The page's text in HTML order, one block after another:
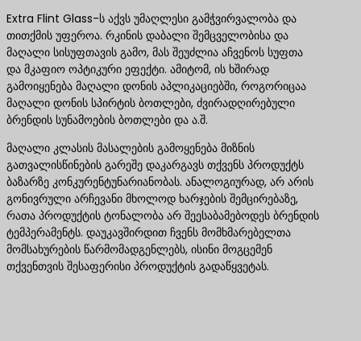
Extra Flint Glass-ს აქვს უმაღლესი გამჭვირვალობა და
თითქმის უფეროა. რკინის დაბალი შემცველობისა და
მაღალი სისუფთავის გამო, მას შეუძლია აჩვენოს სუფთა
და მკაფიო ოპტიკური ეფექტი. ამიტომ, ის ხშირად
გამოიყენება მაღალი დონის აპლიკაციებში, როგორიცაა
მაღალი დონის სპირტის ბოთლები, ძვირადღირებული
ბრენდის სუნამოების ბოთლები და ა.შ.
მაღალი კლასის მასალების გამოყენება მიზნის
გათვალისწინების გარეშე დაკარგავს თქვენს პროდუქტს
ბაზარზე კონკურენტუნარიანობას. ანალოგიურად, არ არის
გონივრული არჩევანი მხოლოდ ხარჯების შემცირებაზე,
რათა პროდუქტის ტონალობა არ შეესაბამებოდეს ბრენდის
ტემპერამენტს. დაუკავშირდით ჩვენს მომხმარებელთა
მომსახურების წარმომადგენლებს, ისინი მოგცემენ
თქვენთვის შესაფერისი პროდუქტის გადაწყვეტას.